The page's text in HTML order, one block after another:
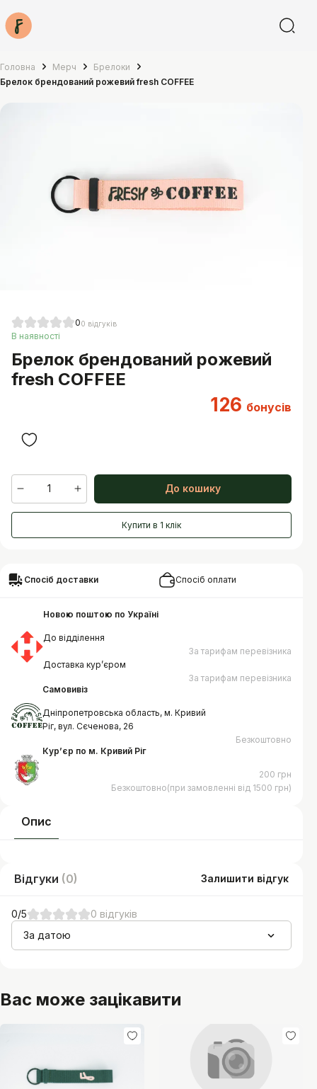
Головна Мерч
Брелоки
Брелок брендований рожевий fresh COFFEE
00 відгуків
В наявності
Брелок брендований рожевий
fresh COFFEE
126 бонусів
1 До кошику
Купити в 1 клік
Опис
Відгуки (0) Залишити відгук
0/5 0 відгуків
За датою
Спосіб доставки Спосіб оплати
Новою поштою по Україні
До відділення
За тарифам перевізника
Доставка курʼєром
За тарифам перевізника
Самовивіз
Дніпропетровська область, м. Кривий
Ріг, вул. Сєченова, 26
Безкоштовно
Курʼєр по м. Кривий Ріг
200 грн
Безкоштовно(при замовленні від 1500 грн)
Вас може зацікавити